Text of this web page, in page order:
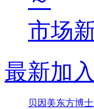
市场
最新加
贝因美东方博士